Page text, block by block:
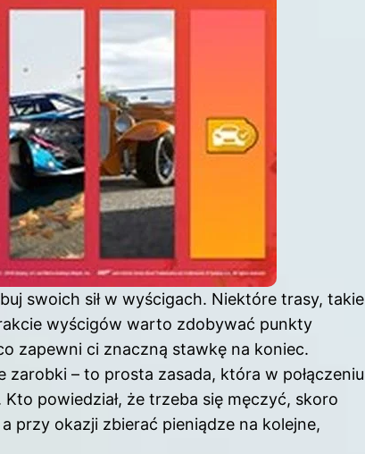
swoich sił w wyścigach. Niektóre trasy, takie
wyścigów warto zdobywać punkty
zapewni ci znaczną stawkę na koniec.
– to prosta zasada, która w połączeniu
powiedział, że trzeba się męczyć, skoro
przy okazji zbierać pieniądze na kolejne,